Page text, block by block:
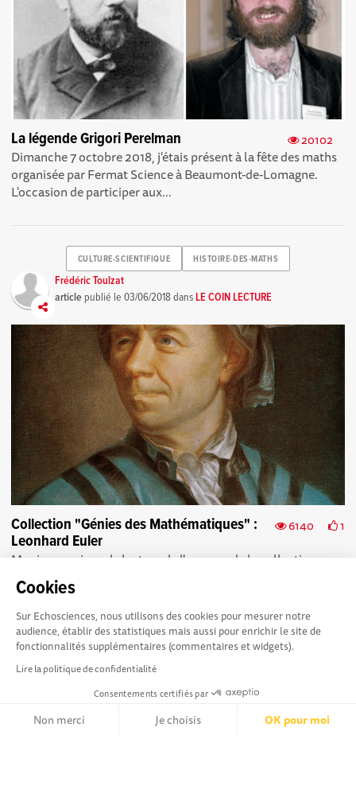
Cookies
Sur Echosciences, nous utilisons des cookies pour mesurer notre
audience, établir des statistiques mais aussi pour enrichir le site de
fonctionnalités supplémentaires (commentaires et widgets).
Lire la politique de confidentialité
Consentements certifiés par
Non merci Je choisis OK pour moi
20102
La légende Grigori Perelman
Dimanche 7 octobre 2018, j'étais présent à la fête des maths
organisée par Fermat Science à Beaumont-de-Lomagne.
L'occasion de participer aux...
CULTURE-SCIENTIFIQUE HISTOIRE-DES-MATHS
Frédéric Toulzat
article publié le03/06/2018 dansLE COIN LECTURE
6140 1
Collection "Génies des Mathématiques" :
Leonhard Euler
Mes impressions de lecture de l'ouvrage de la collection
"Génies des Mathématiques" consacré à Leonhard Euler. Le
style (phrases plutôt courtes,...
Conditions Générales d'utilisation
La plateforme Science(s)
en Occitanie est le média